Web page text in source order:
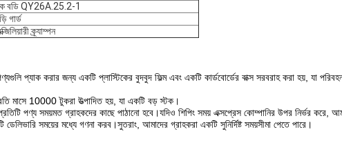
বডি QY26A.25.2-1
গার্ড
ক্র্যাম্পন
প্যাক করার জন্য একটি প্লাস্টিকের বুদবুদ ফিল্ম এবং একটি কার্ডবোর্ডের বাক্স সরবরাহ করা হয়, যা
মাসে 10000 টুকরা উত্পাদিত হয়, যা একটি বড় স্টক।
পণ্য সময়মত গ্রাহকদের কাছে পাঠানো হবে।যদিও শিপিং সময় এক্সপ্রেস কোম্পানির উপর নির্ভর করে,
সময়ের মধ্যে গণনা করব।সুতরাং, আমাদের গ্রাহকরা একটি সুনির্দিষ্ট সময়সীমা পেতে পারে।